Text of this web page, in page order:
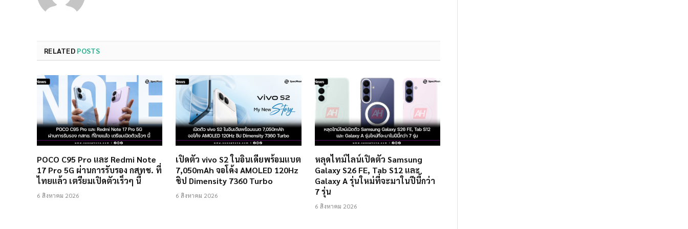
RELATED POSTS
POCO C95 Pro และ Redmi Note
17 Pro 5G ผ่านการรับรอง กสทช. ที่
ไทยแล้ว เตรียมเปิดตัวเร็วๆ นี้
6 สิงหาคม 2026
เปิดตัว vivo S2 ในอินเดียพร้อมแบต
7,050mAh จอโค้ง AMOLED 120Hz
ชิป Dimensity 7360 Turbo
6 สิงหาคม 2026
หลุดไทม์ไลน์เปิดตัว Samsung
Galaxy S26 FE, Tab S12 และ
Galaxy A รุ่นใหม่ที่จะมาในปีนี้กว่า
7 รุ่น
6 สิงหาคม 2026